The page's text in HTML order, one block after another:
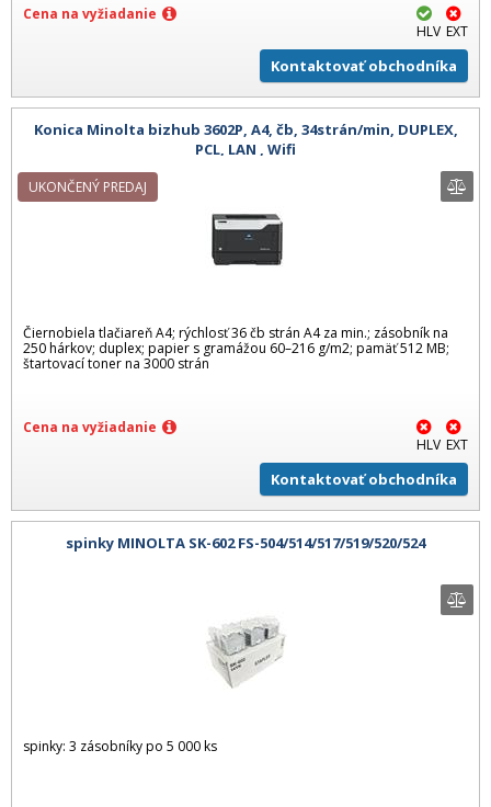
Cena na vyžiadanie
HLV EXT
Kontaktovať obchodníka
Konica Minolta bizhub 3602P, A4, čb, 34strán/min, DUPLEX,
PCL, LAN , Wifi
Čiernobiela tlačiareň A4; rýchlosť 36 čb strán A4 za min.; zásobník na
250 hárkov; duplex; papier s gramážou 60–216 g/m2; pamäť 512 MB;
štartovací toner na 3000 strán
Cena na vyžiadanie
UKONČENÝ PREDAJ
HLV EXT
Kontaktovať obchodníka
spinky MINOLTA SK-602 FS-504/514/517/519/520/524
spinky: 3 zásobníky po 5 000 ks